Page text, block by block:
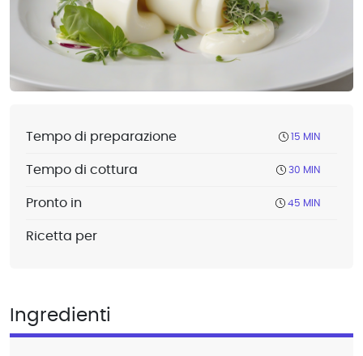
Tempo di preparazione 15 MIN
Tempo di cottura 30 MIN
Pronto in 45 MIN
Ricetta per
Ingredienti